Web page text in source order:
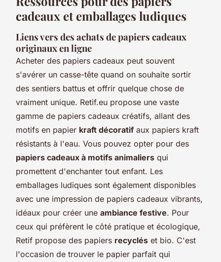
cadeaux et emballages ludiques
Liens vers des achats de papiers cadeaux
originaux en ligne
Acheter des papiers cadeaux peut souvent
s'avérer un casse-tête quand on souhaite sortir
des sentiers battus et offrir quelque chose de
vraiment unique. Retif.eu propose une vaste
gamme de papiers cadeaux créatifs, allant des
motifs en papier kraft décoratif aux papiers kraft
résistants à l'eau. Vous pouvez opter pour des
papiers cadeaux à motifs animaliers qui
promettent d'enchanter tout enfant. Les
emballages ludiques sont également disponibles
avec une impression de papiers cadeaux vibrants,
idéaux pour créer une ambiance festive. Pour
ceux qui préfèrent le côté pratique et écologique,
Retif propose des papiers recyclés et bio. C'est
l'occasion de trouver le papier parfait qui